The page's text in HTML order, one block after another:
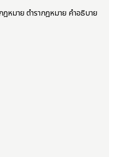
หมาย ตำรากฎหมาย คำอธิบาย